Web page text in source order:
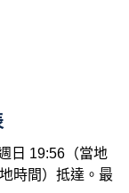
日 19:56（當地
時間）抵達。最